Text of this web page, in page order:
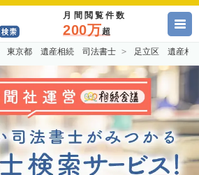
月間閲覧件数
200万超
東京都 遺産相続 司法書士 足立区 遺産相